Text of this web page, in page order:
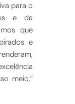
para o
e da
que
e
meio,”